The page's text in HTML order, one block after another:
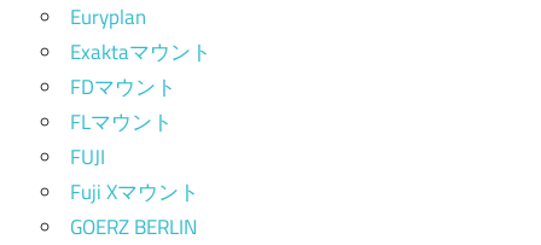
Euryplan
Exaktaマウント
FDマウント
FLマウント
FUJI
Fuji Xマウント
GOERZ BERLIN